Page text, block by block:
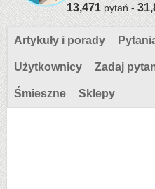
13,471pytań -
Artykuły i porady
Użytkownicy Zadaj
Śmieszne Sklepy